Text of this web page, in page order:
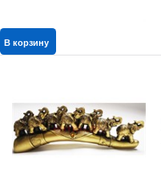
В корзину